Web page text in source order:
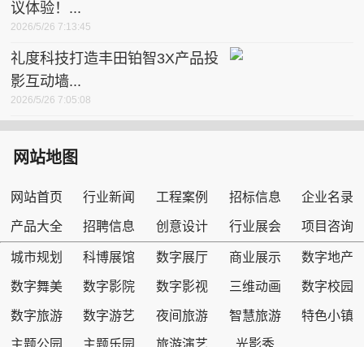
议体验！...
2026/5/26 7:13:45
礼度科技打造丰田铂智3X产品投
影互动墙...
2026/5/26 7:05:08
网站地图
网站首页 行业新闻 工程案例 招标信息 企业名录
产品大全 招聘信息 创意设计 行业展会 项目咨询
城市规划 科博展馆 数字展厅 商业展示 数字地产
数字舞美 数字影院 数字影视 三维动画 数字校园
数字旅游 数字游艺 夜间旅游 智慧旅游 特色小镇